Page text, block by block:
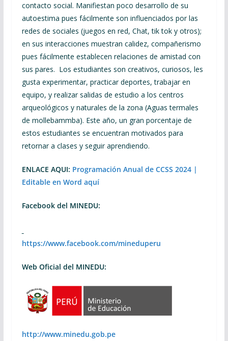
contacto social. Manifiestan poco desarrollo de su
autoestima pues fácilmente son influenciados por las
redes de sociales (juegos en red, Chat, tik tok y otros);
en sus interacciones muestran calidez, compañerismo
pues fácilmente establecen relaciones de amistad con
sus pares. Los estudiantes son creativos, curiosos, les
gusta experimentar, practicar deportes, trabajar en
equipo, y realizar salidas de estudio a los centros
arqueológicos y naturales de la zona (Aguas termales
de mollebammba). Este año, un gran porcentaje de
estos estudiantes se encuentran motivados para
retornar a clases y seguir aprendiendo.
ENLACE AQUI: Programación Anual de CCSS 2024 |
Editable en Word aquí
Facebook del MINEDU:
https://www.facebook.com/mineduperu
Web Oficial del MINEDU:
http://www.minedu.gob.pe